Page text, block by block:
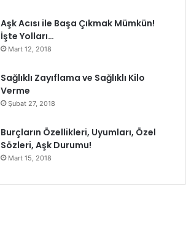
Aşk Acısı ile Başa Çıkmak Mümkün!
İşte Yolları…
Mart 12, 2018
Sağlıklı Zayıflama ve Sağlıklı Kilo
Verme
Şubat 27, 2018
Burçların Özellikleri, Uyumları, Özel
Sözleri, Aşk Durumu!
Mart 15, 2018